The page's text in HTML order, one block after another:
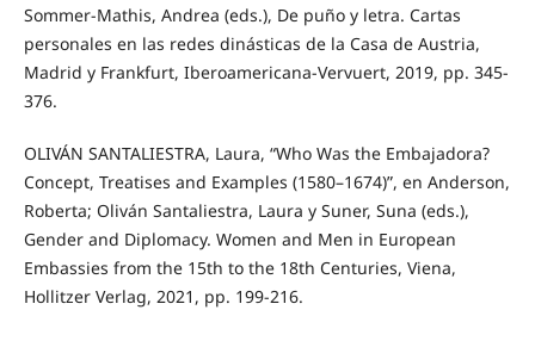
Sommer-Mathis, Andrea (eds.), De puño y letra. Cartas
personales en las redes dinásticas de la Casa de Austria,
Madrid y Frankfurt, Iberoamericana-Vervuert, 2019, pp. 345-
376.
OLIVÁN SANTALIESTRA, Laura, “Who Was the Embajadora?
Concept, Treatises and Examples (1580–1674)”, en Anderson,
Roberta; Oliván Santaliestra, Laura y Suner, Suna (eds.),
Gender and Diplomacy. Women and Men in European
Embassies from the 15th to the 18th Centuries, Viena,
Hollitzer Verlag, 2021, pp. 199-216.